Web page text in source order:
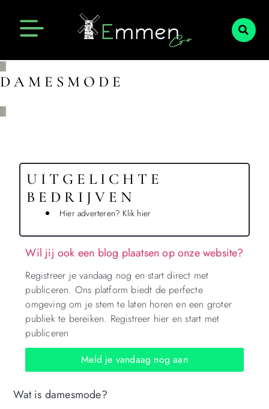
DAMESMODE
Wat is damesmode?
UITGELICHTE
BEDRIJVEN
Hier adverteren? Klik hier
Wil jij ook een blog plaatsen op onze website?
Registreer je vandaag nog en start direct met
publiceren. Ons platform biedt de perfecte
omgeving om je stem te laten horen en een groter
publiek te bereiken. Registreer hier en start met
publiceren
Meld je vandaag nog aan